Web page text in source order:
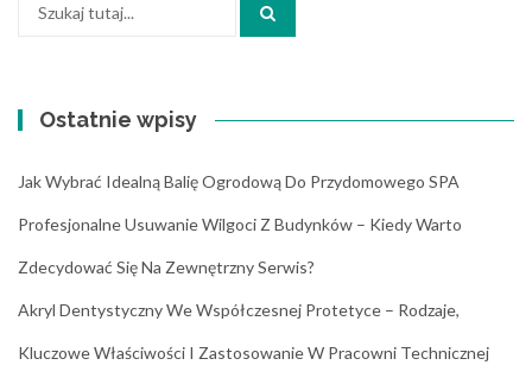
Ostatnie wpisy
Jak Wybrać Idealną Balię Ogrodową Do Przydomowego SPA
Profesjonalne Usuwanie Wilgoci Z Budynków – Kiedy Warto
Zdecydować Się Na Zewnętrzny Serwis?
Akryl Dentystyczny We Współczesnej Protetyce – Rodzaje,
Kluczowe Właściwości I Zastosowanie W Pracowni Technicznej